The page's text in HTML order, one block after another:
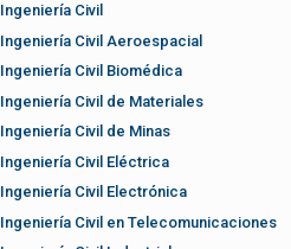
Ingeniería Civil
Ingeniería Civil Aeroespacial
Ingeniería Civil Biomédica
Ingeniería Civil de Materiales
Ingeniería Civil de Minas
Ingeniería Civil Eléctrica
Ingeniería Civil Electrónica
Ingeniería Civil en Telecomunicaciones